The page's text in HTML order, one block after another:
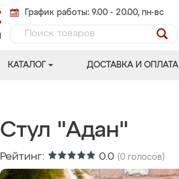
График работы: 9.00 - 20.00, пн-вс
КАТАЛОГ ДОСТАВКА И ОПЛАТА
Стул "Адан"
Рейтинг: 0.0 (0 голосов)